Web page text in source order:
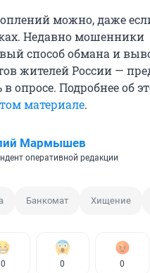
можно, даже
Недавно мошенники
способ обмана и
жителей России —
в опросе. Подробнее об
материале.
Мармышев
оперативной редакции
Банкомат Хищение
0 0 0